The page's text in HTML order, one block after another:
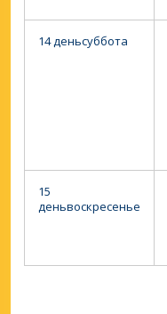
14 деньсуббота
15
деньвоскресенье